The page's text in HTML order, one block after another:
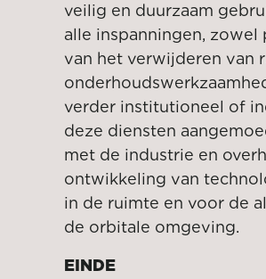
veilig en duurzaam
alle inspanningen,
van het verwijderen van
verder institutioneel of
deze diensten
met de industrie en
ontwikkeling van
in de ruimte en voor de
de orbitale omgeving.
EINDE